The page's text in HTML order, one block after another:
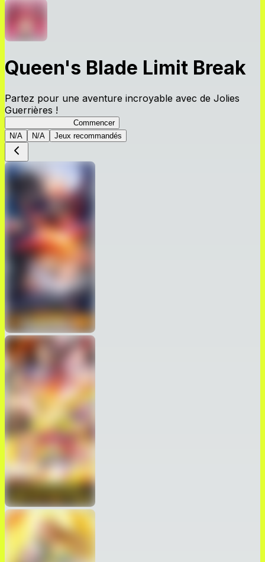
Queen's Blade Limit Break
Partez pour une aventure incroyable avec de Jolies
Guerrières !
Commencer
N/A
N/A Jeux recommandés